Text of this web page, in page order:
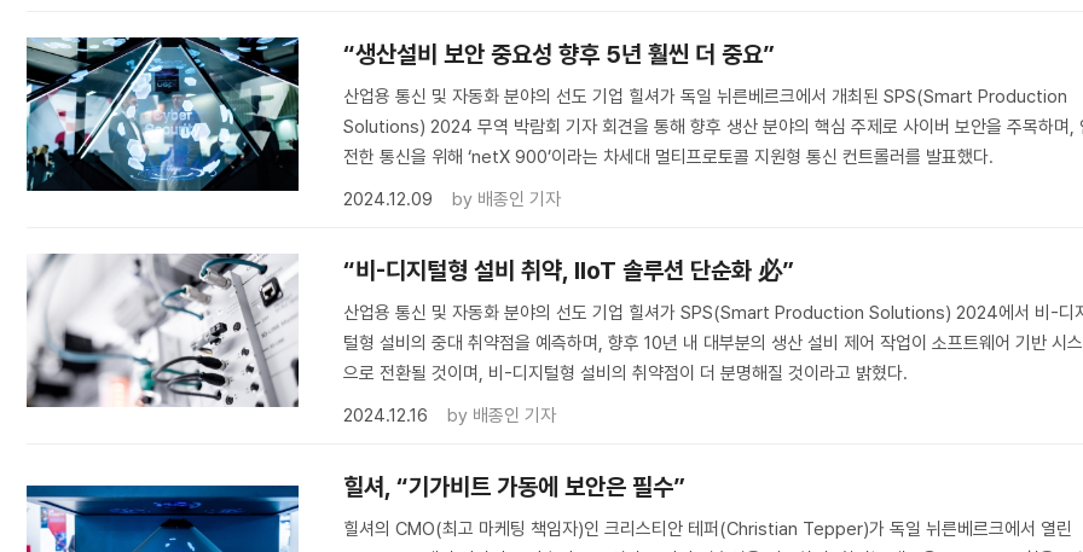
“생산설비 보안 중요성 향후 5년 훨씬 더 중요”
산업용 통신 및 자동화 분야의 선도 기업 힐셔가 독일 뉘른베르크에서 개최된 SPS(Smart Production
Solutions) 2024 무역 박람회 기자 회견을 통해 향후 생산 분야의 핵심 주제로 사이버 보안을 주목하며,
전한 통신을 위해 ‘netX 900’이라는 차세대 멀티프로토콜 지원형 통신 컨트롤러를 발표했다.
2024.12.09
by 배종인 기자
“비-디지털형 설비 취약, IIoT 솔루션 단순화 必”
산업용 통신 및 자동화 분야의 선도 기업 힐셔가 SPS(Smart Production Solutions) 2024에서 비-디
털형 설비의 중대 취약점을 예측하며, 향후 10년 내 대부분의 생산 설비 제어 작업이 소프트웨어 기반 시
으로 전환될 것이며, 비-디지털형 설비의 취약점이 더 분명해질 것이라고 밝혔다.
2024.12.16
by 배종인 기자
힐셔, “기가비트 가동에 보안은 필수”
힐셔의 CMO(최고 마케팅 책임자)인 크리스티안 테퍼(Christian Tepper)가 독일 뉘른베르크에서 열린